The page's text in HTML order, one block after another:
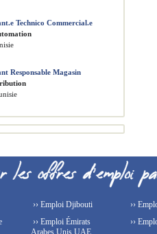
Technico Commercial.e
Responsable Magasin
›› Emploi Djibouti
›› Emploi Émirats
Arabes Unis UAE
››
››